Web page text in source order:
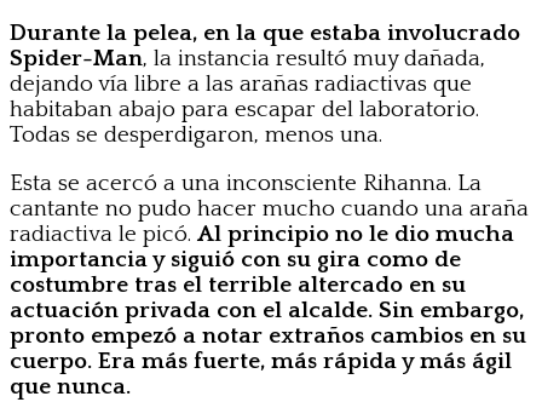
Durante la pelea, en la que estaba involucrado
Spider-Man, la instancia resultó muy dañada,
dejando vía libre a las arañas radiactivas que
habitaban abajo para escapar del laboratorio.
Todas se desperdigaron, menos una.
Esta se acercó a una inconsciente Rihanna. La
cantante no pudo hacer mucho cuando una araña
radiactiva le picó. Al principio no le dio mucha
importancia y siguió con su gira como de
costumbre tras el terrible altercado en su
actuación privada con el alcalde. Sin embargo,
pronto empezó a notar extraños cambios en su
cuerpo. Era más fuerte, más rápida y más ágil
que nunca.